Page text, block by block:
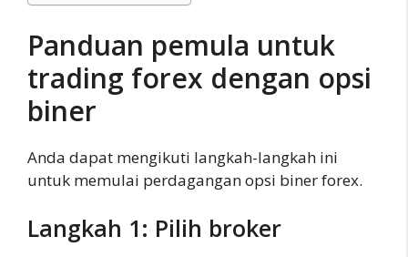
Panduan pemula untuk
trading forex dengan opsi
biner
Anda dapat mengikuti langkah-langkah ini
untuk memulai perdagangan opsi biner forex.
Langkah 1: Pilih broker